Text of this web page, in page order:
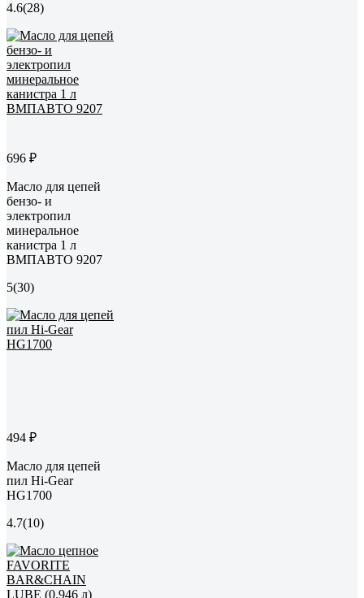
4.6(28)
696 ₽
Масло для цепей
бензо- и
электропил
минеральное
канистра 1 л
ВМПАВТО 9207
5(30)
494 ₽
Масло для цепей
пил Hi-Gear
HG1700
4.7(10)